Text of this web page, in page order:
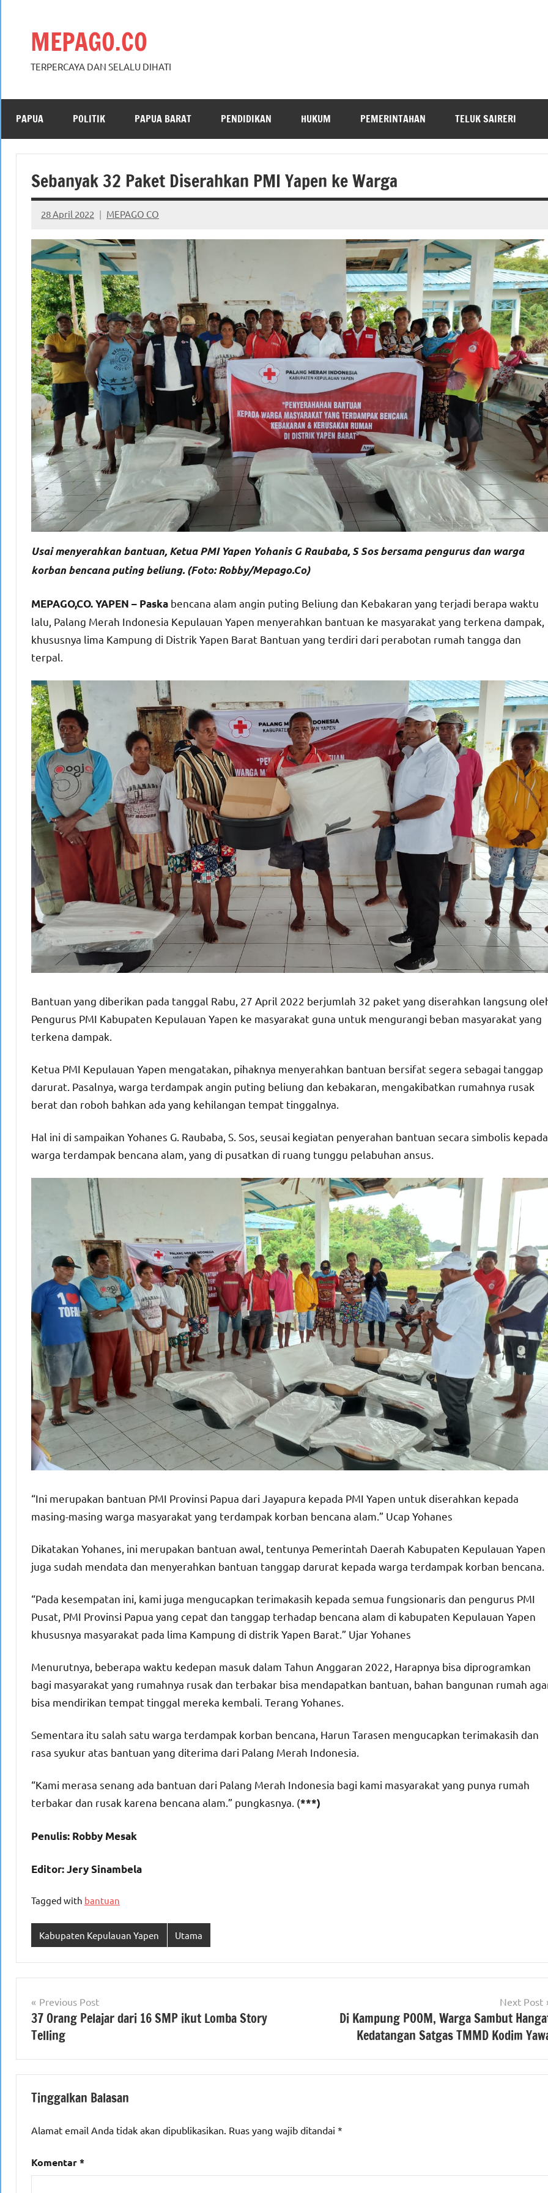
MEPAGO.CO
TERPERCAYA DAN SELALU DIHATI
PAPUA POLITIK PAPUA BARAT PENDIDIKAN HUKUM PEMERINTAHAN TELUK SAIRERI
Sebanyak 32 Paket Diserahkan PMI Yapen ke Warga
28 April 2022 MEPAGO CO
No
comments
Usai menyerahkan bantuan, Ketua PMI Yapen Yohanis G Raubaba, S Sos bersama pengurus dan warga
korban bencana puting beliung. (Foto: Robby/Mepago.Co)
MEPAGO,CO. YAPEN – Paska bencana alam angin puting Beliung dan Kebakaran yang terjadi berapa waktu
lalu, Palang Merah Indonesia Kepulauan Yapen menyerahkan bantuan ke masyarakat yang terkena dampak,
khususnya lima Kampung di Distrik Yapen Barat Bantuan yang terdiri dari perabotan rumah tangga dan
terpal.
Bantuan yang diberikan pada tanggal Rabu, 27 April 2022 berjumlah 32 paket yang diserahkan langsung
Pengurus PMI Kabupaten Kepulauan Yapen ke masyarakat guna untuk mengurangi beban masyarakat yang
terkena dampak.
Ketua PMI Kepulauan Yapen mengatakan, pihaknya menyerahkan bantuan bersifat segera sebagai tanggap
darurat. Pasalnya, warga terdampak angin puting beliung dan kebakaran, mengakibatkan rumahnya rusak
berat dan roboh bahkan ada yang kehilangan tempat tinggalnya.
Hal ini di sampaikan Yohanes G. Raubaba, S. Sos, seusai kegiatan penyerahan bantuan secara simbolis kepada
warga terdampak bencana alam, yang di pusatkan di ruang tunggu pelabuhan ansus.
“Ini merupakan bantuan PMI Provinsi Papua dari Jayapura kepada PMI Yapen untuk diserahkan kepada
masing-masing warga masyarakat yang terdampak korban bencana alam.” Ucap Yohanes
Dikatakan Yohanes, ini merupakan bantuan awal, tentunya Pemerintah Daerah Kabupaten Kepulauan Yapen
juga sudah mendata dan menyerahkan bantuan tanggap darurat kepada warga terdampak korban bencana.
“Pada kesempatan ini, kami juga mengucapkan terimakasih kepada semua fungsionaris dan pengurus PMI
Pusat, PMI Provinsi Papua yang cepat dan tanggap terhadap bencana alam di kabupaten Kepulauan Yapen
khususnya masyarakat pada lima Kampung di distrik Yapen Barat.” Ujar Yohanes
Menurutnya, beberapa waktu kedepan masuk dalam Tahun Anggaran 2022, Harapnya bisa diprogramkan
bagi masyarakat yang rumahnya rusak dan terbakar bisa mendapatkan bantuan, bahan bangunan rumah
bisa mendirikan tempat tinggal mereka kembali. Terang Yohanes.
Sementara itu salah satu warga terdampak korban bencana, Harun Tarasen mengucapkan terimakasih dan
rasa syukur atas bantuan yang diterima dari Palang Merah Indonesia.
“Kami merasa senang ada bantuan dari Palang Merah Indonesia bagi kami masyarakat yang punya rumah
terbakar dan rusak karena bencana alam.” pungkasnya. (***)
Penulis: Robby Mesak
Editor: Jery Sinambela
Tagged with bantuan
Kabupaten Kepulauan Yapen Utama
Navigasi
pos
Previous Post
37 Orang Pelajar dari 16 SMP ikut Lomba Story
Telling
Next Post
Di Kampung POOM, Warga Sambut
Kedatangan Satgas TMMD Kodim
Tinggalkan Balasan
Alamat email Anda tidak akan dipublikasikan. Ruas yang wajib ditandai *
Komentar*